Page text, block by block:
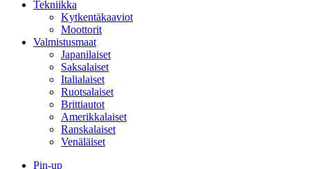
Tekniikka
Kytkentäkaaviot
Moottorit
Valmistusmaat
Japanilaiset
Saksalaiset
Italialaiset
Ruotsalaiset
Brittiautot
Amerikkalaiset
Ranskalaiset
Venäläiset
Pin-up